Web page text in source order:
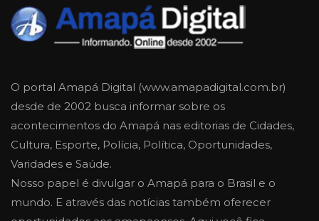
O portal Amapá Digital (www.amapadigital.com.br)
desde de 2002 busca informar sobre os
acontecimentos do Amapá nas editorias de Cidades,
Cultura, Esporte, Polícia, Política, Oportunidades,
Varidades e Saúde.
Nosso papel é divulgar o Amapá para o Brasil e o
mundo. E através das notícias também oferecer